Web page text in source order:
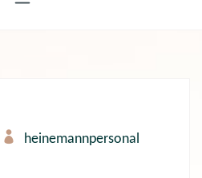
heinemannpersonal